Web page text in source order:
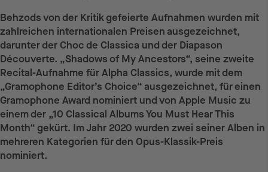
Behzods von der Kritik gefeierte Aufnahmen wurden mit
zahlreichen internationalen Preisen ausgezeichnet,
darunter der Choc de Classica und der Diapason
Découverte. „Shadows of My Ancestors“, seine zweite
Recital-Aufnahme für Alpha Classics, wurde mit dem
„Gramophone Editor’s Choice“ ausgezeichnet, für einen
Gramophone Award nominiert und von Apple Music zu
einem der „10 Classical Albums You Must Hear This
Month“ gekürt. Im Jahr 2020 wurden zwei seiner Alben in
mehreren Kategorien für den Opus-Klassik-Preis
nominiert.